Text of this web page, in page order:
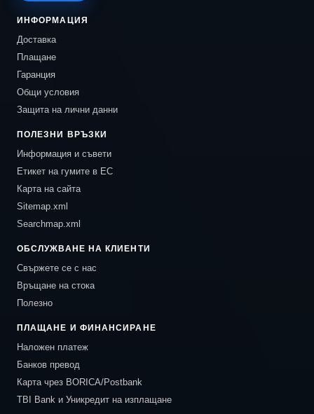
ИНФОРМАЦИЯ
Доставка
Плащане
Гаранция
Общи условия
Защита на лични данни
ПОЛЕЗНИ ВРЪЗКИ
Информация и съвети
Етикет на гумите в ЕС
Карта на сайта
Sitemap.xml
Searchmap.xml
ОБСЛУЖВАНЕ НА КЛИЕНТИ
Свържете се с нас
Връщане на стока
Полезно
ПЛАЩАНЕ И ФИНАНСИРАНЕ
Наложен платеж
Банков превод
Карта чрез BORICA/Postbank
TBI Bank и Уникредит на изплащане